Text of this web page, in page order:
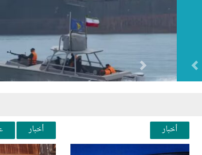
Next
أخبار أخبار